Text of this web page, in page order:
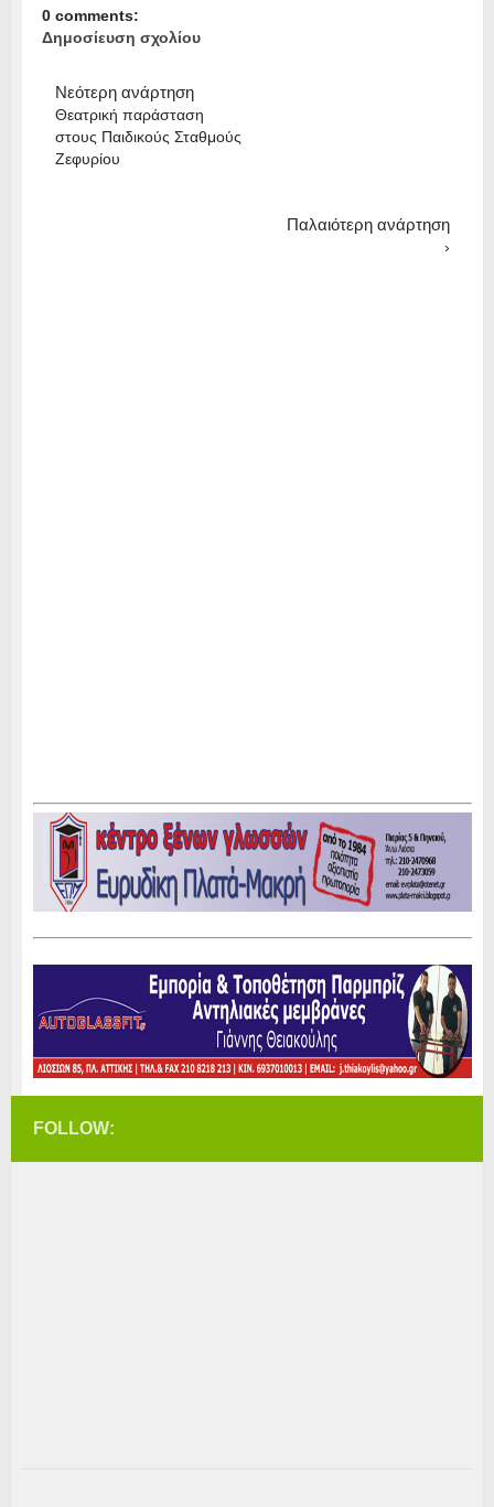
0 comments:
Δημοσίευση σχολίου
Νεότερη ανάρτηση
Θεατρική παράσταση
στους Παιδικούς Σταθμούς
Ζεφυρίου
Παλαιότερη ανάρτηση
›
FOLLOW: